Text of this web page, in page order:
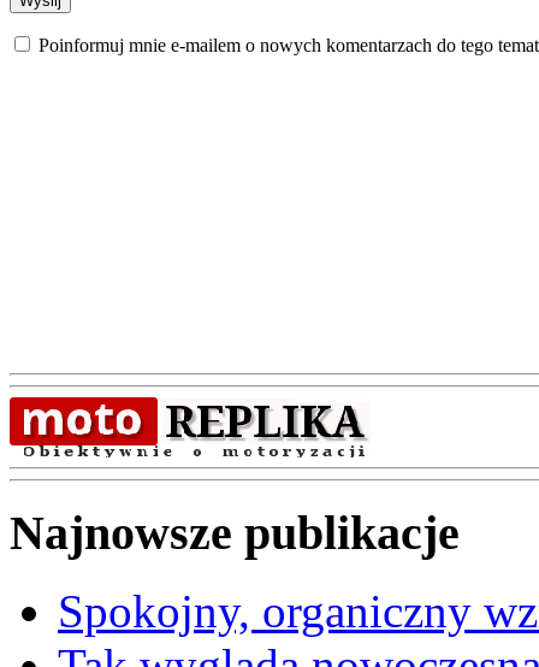
Poinformuj mnie e-mailem o nowych komentarzach do tego
Najnowsze publikacje
Spokojny, organiczny